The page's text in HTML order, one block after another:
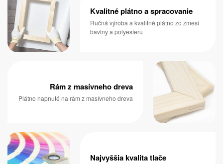
Kvalitné plátno a spracovanie
Ručná výroba a kvalitné plátno zo zmesi
bavlny a polyesteru
Rám z masívneho dreva
Plátno napnuté na rám z masívneho dreva
Najvyššia kvalita tlače